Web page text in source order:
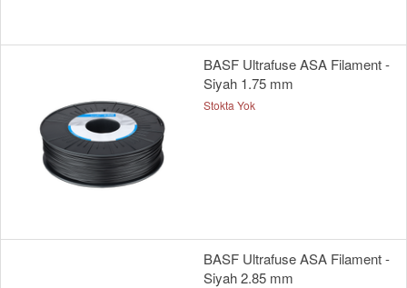
BASF Ultrafuse ASA Filament -
Siyah 1.75 mm
Stokta Yok
BASF Ultrafuse ASA Filament -
Siyah 2.85 mm